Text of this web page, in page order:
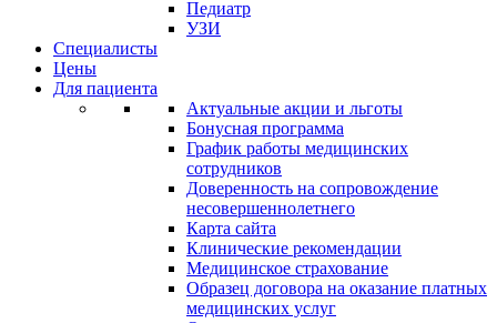
Педиатр
УЗИ
Специалисты
Цены
Для пациента
Актуальные акции и льготы
Бонусная программа
График работы медицинских
сотрудников
Доверенность на сопровождение
несовершеннолетнего
Карта сайта
Клинические рекомендации
Медицинское страхование
Образец договора на оказание платных
медицинских услуг